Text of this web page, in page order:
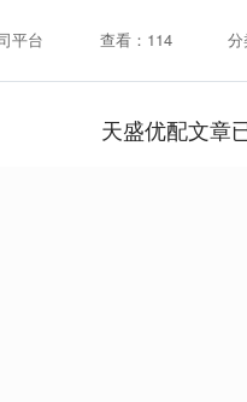
平台 查看：114
天盛优配文章